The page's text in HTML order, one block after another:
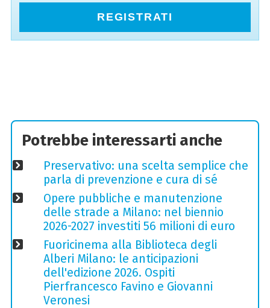
REGISTRATI
Potrebbe interessarti anche
Preservativo: una scelta semplice che
parla di prevenzione e cura di sé
Opere pubbliche e manutenzione
delle strade a Milano: nel biennio
2026-2027 investiti 56 milioni di euro
Fuoricinema alla Biblioteca degli
Alberi Milano: le anticipazioni
dell'edizione 2026. Ospiti
Pierfrancesco Favino e Giovanni
Veronesi